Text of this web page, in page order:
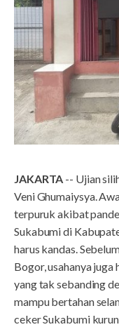
JAKARTA -- Ujian
Veni Ghumaiysya.
terpuruk akibat
Sukabumi di
harus kandas.
Bogor, usahanya
yang tak sebanding
mampu bertahan
ceker Sukabumi